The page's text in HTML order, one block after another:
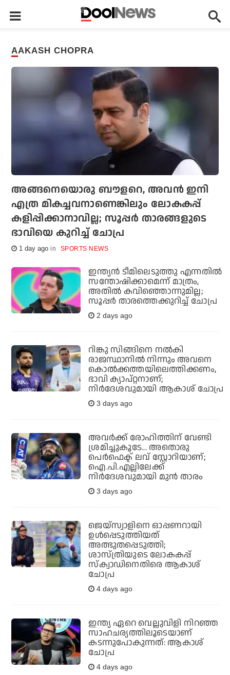
AAKASH CHOPRA
അങ്ങനെയൊരു ബൗളറെ, അവന്‍ ഇനി
എത്ര മികച്ചവനാണെങ്കിലും ലോകകപ്പ്
കളിപ്പിക്കാനാവില്ല; സൂപ്പര്‍ താരങ്ങളുടെ
ഭാവിയെ കുറിച്ച് ചോപ്ര
1 day ago SPORTS NEWS
ഇന്ത്യന്‍ ടീമിലെടുത്തു എന്നതില്‍
സന്തോഷിക്കാമെന്ന് മാത്രം,
അതില്‍ കവിഞ്ഞൊന്നുമില്ല;
സൂപ്പര്‍ താരത്തെക്കുറിച്ച് ചോപ്ര
2 days ago
റിങ്കു സിങ്ങിനെ നൽകി
രാജസ്ഥാനിൽ നിന്നും അവനെ
കൊൽ‌ക്കത്തയിലെത്തിക്കണം,
ഭാവി ക്യാപ്റ്റനാണ്;
നിർദേശവുമായി ആകാശ് ചോപ്ര
3 days ago
അവർക്ക് രോഹിത്തിന് വേണ്ടി
ശ്രമിച്ചുകൂടേ... അതൊരു
പെർഫെക്ട് ലവ് സ്റ്റോറിയാണ്;
ഐ.പി.എല്ലിലേക്ക്
നിർദേശവുമായി മുൻ താരം
3 days ago
ജെയ്‌സ്വാളിനെ ഓപ്പണറായി
ഉള്‍പ്പെടുത്തിയത്
അത്ഭുതപ്പെടുത്തി;
ശാസ്ത്രിയുടെ ലോകകപ്പ്
സ്‌ക്വാഡിനെതിരെ ആകാശ്
ചോപ്ര
4 days ago
ഇന്ത്യ ഏറെ വെല്ലുവിളി നിറഞ്ഞ
സാഹചര്യത്തിലൂടെയാണ്
കടന്നുപോകുന്നത്: ആകാശ്
ചോപ്ര
4 days ago